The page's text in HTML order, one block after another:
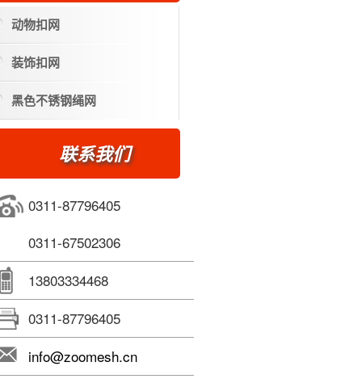
动物扣网
装饰扣网
黑色不锈钢绳网
联系我们
0311-87796405
0311-67502306
13803334468
0311-87796405
info@zoomesh.cn